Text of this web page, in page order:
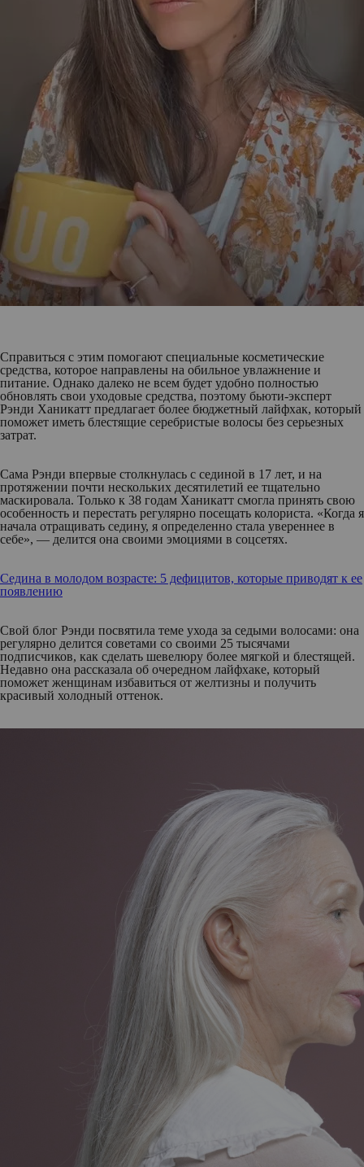
Справиться с этим помогают специальные косметические
средства, которое направлены на обильное увлажнение и
питание. Однако далеко не всем будет удобно полностью
обновлять свои уходовые средства, поэтому бьюти-эксперт
Рэнди Ханикатт предлагает более бюджетный лайфхак, который
поможет иметь блестящие серебристые волосы без серьезных
затрат.
Сама Рэнди впервые столкнулась с сединой в 17 лет, и на
протяжении почти нескольких десятилетий ее тщательно
маскировала. Только к 38 годам Ханикатт смогла принять свою
особенность и перестать регулярно посещать колориста. «Когда я
начала отращивать седину, я определенно стала увереннее в
себе», — делится она своими эмоциями в соцсетях.
Седина в молодом возрасте: 5 дефицитов, которые приводят к ее
появлению
Свой блог Рэнди посвятила теме ухода за седыми волосами: она
регулярно делится советами со своими 25 тысячами
подписчиков, как сделать шевелюру более мягкой и блестящей.
Недавно она рассказала об очередном лайфхаке, который
поможет женщинам избавиться от желтизны и получить
красивый холодный оттенок.